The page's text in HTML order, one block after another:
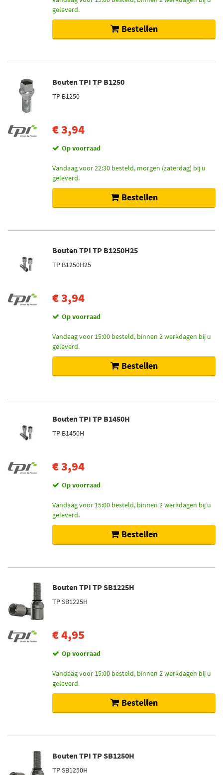
geleverd.
Bestellen
Bouten TPI TP B1250
TP B1250
€ 3,94
Op voorraad
Vandaag voor 22:30 besteld, morgen (zaterdag) bij u
geleverd.
Bestellen
Bouten TPI TP B1250H25
TP B1250H25
€ 3,94
Op voorraad
Vandaag voor 15:00 besteld, binnen 2 werkdagen bij u
geleverd.
Bestellen
Bouten TPI TP B1450H
TP B1450H
€ 3,94
Op voorraad
Vandaag voor 15:00 besteld, binnen 2 werkdagen bij u
geleverd.
Bestellen
Bouten TPI TP SB1225H
TP SB1225H
€ 4,95
Op voorraad
Vandaag voor 15:00 besteld, binnen 2 werkdagen bij u
geleverd.
Bestellen
Bouten TPI TP SB1250H
TP SB1250H